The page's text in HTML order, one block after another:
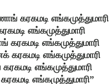
கரகமடி எங்கமுத்துமாரி
எங்கமுத்துமாரி
கரகமடி எங்கமுத்துமாரி
கரகமடி எங்கமுத்துமாரி
எங்கமுத்துமாரி
எங்கமுத்துமாரி”